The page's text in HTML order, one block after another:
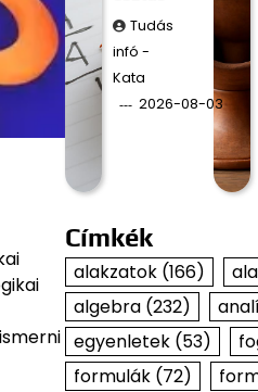
Tudás
infó -
Kata
2026-08-03
Címkék
alakzatok(166)
algebra(232)
egyenletek(53)
formulák(72)